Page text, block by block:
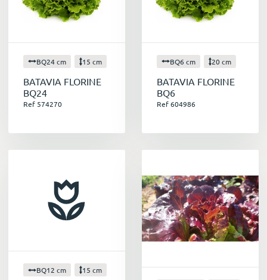
BQ24 cm 15 cm
BATAVIA FLORINE
BQ24
Ref 574270
BQ6 cm 20 cm
BATAVIA FLORINE
BQ6
Ref 604986
BQ12 cm 15 cm